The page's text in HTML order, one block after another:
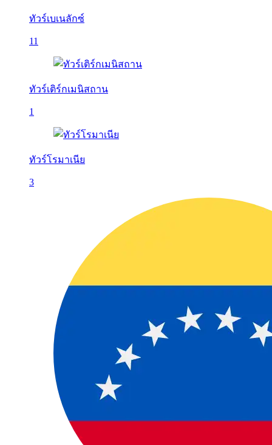
ทัวร์เบเนลักซ์
11
ทัวร์เติร์กเมนิสถาน
1
ทัวร์โรมาเนีย
3